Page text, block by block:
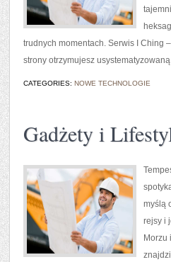
trudnych momentach. Serwis I Ching
strony otrzymujesz
CATEGORIES: NOWE TECHNOLOGIE
Gadżety i
myślą
rejsy i
Morzu